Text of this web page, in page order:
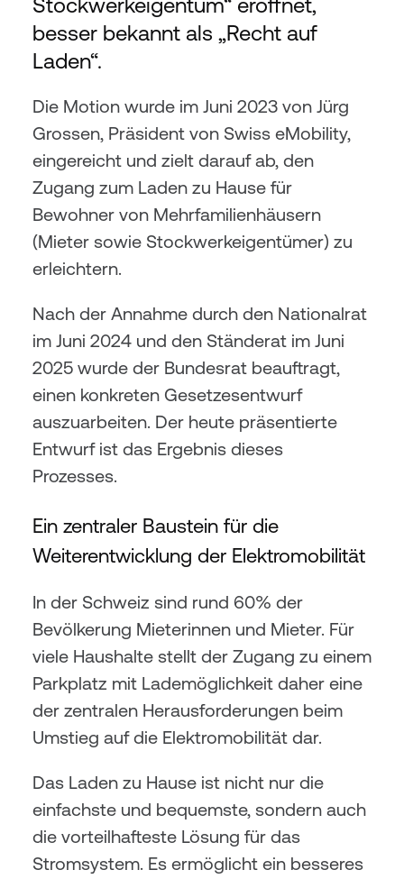
Stockwerkeigentum“ eröffnet,
besser bekannt als „Recht auf
Laden“.
Die Motion wurde im Juni 2023 von Jürg
Grossen, Präsident von Swiss eMobility,
eingereicht und zielt darauf ab, den
Zugang zum Laden zu Hause für
Bewohner von Mehrfamilienhäusern
(Mieter sowie Stockwerkeigentümer) zu
erleichtern.
Nach der Annahme durch den Nationalrat
im Juni 2024 und den Ständerat im Juni
2025 wurde der Bundesrat beauftragt,
einen konkreten Gesetzesentwurf
auszuarbeiten. Der heute präsentierte
Entwurf ist das Ergebnis dieses
Prozesses.
Ein zentraler Baustein für die
Weiterentwicklung der Elektromobilität
In der Schweiz sind rund 60% der
Bevölkerung Mieterinnen und Mieter. Für
viele Haushalte stellt der Zugang zu einem
Parkplatz mit Lademöglichkeit daher eine
der zentralen Herausforderungen beim
Umstieg auf die Elektromobilität dar.
Das Laden zu Hause ist nicht nur die
einfachste und bequemste, sondern auch
die vorteilhafteste Lösung für das
Stromsystem. Es ermöglicht ein besseres